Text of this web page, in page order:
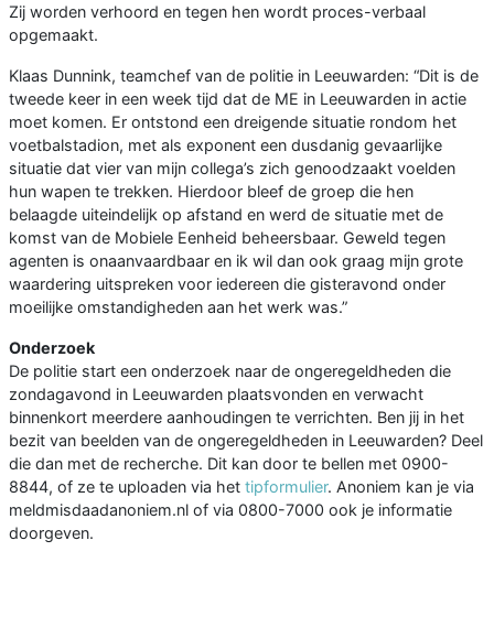
Zij worden verhoord en tegen hen wordt proces-verbaal
opgemaakt.
Klaas Dunnink, teamchef van de politie in Leeuwarden: “Dit is de
tweede keer in een week tijd dat de ME in Leeuwarden in actie
moet komen. Er ontstond een dreigende situatie rondom het
voetbalstadion, met als exponent een dusdanig gevaarlijke
situatie dat vier van mijn collega’s zich genoodzaakt voelden
hun wapen te trekken. Hierdoor bleef de groep die hen
belaagde uiteindelijk op afstand en werd de situatie met de
komst van de Mobiele Eenheid beheersbaar. Geweld tegen
agenten is onaanvaardbaar en ik wil dan ook graag mijn grote
waardering uitspreken voor iedereen die gisteravond onder
moeilijke omstandigheden aan het werk was.”
Onderzoek
De politie start een onderzoek naar de ongeregeldheden die
zondagavond in Leeuwarden plaatsvonden en verwacht
binnenkort meerdere aanhoudingen te verrichten. Ben jij in het
bezit van beelden van de ongeregeldheden in Leeuwarden? Deel
die dan met de recherche. Dit kan door te bellen met 0900-
8844, of ze te uploaden via het tipformulier. Anoniem kan je via
meldmisdaadanoniem.nl of via 0800-7000 ook je informatie
doorgeven.